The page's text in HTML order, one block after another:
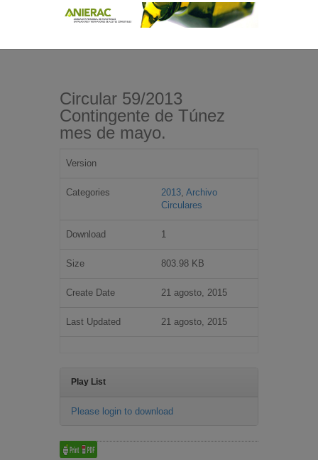
Circular 59/2013
Contingente de Túnez
mes de mayo.
Version
Categories 2013, Archivo
Circulares
Download 1
Size 803.98 KB
Create Date 21 agosto, 2015
Last Updated 21 agosto, 2015
Play List
Please login to download